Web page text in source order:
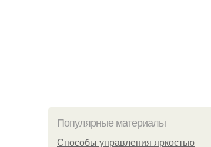
Популярные материалы
Способы управления яркостью